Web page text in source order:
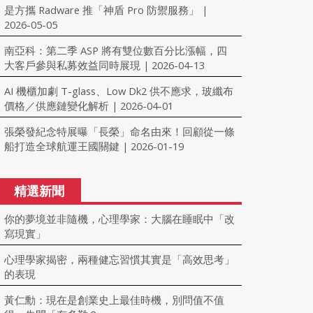
是方攜 Radware 推「神盾 Pro 防禦服務」
|
2026-05-05
南亞科：第二季 ASP 將有雙位數百分比漲幅，四
大客戶參與私募效益同時展現 | 2026-04-13
AI 機櫃加劇 T-glass、Low Dk2 供不應求，玻纖布
價格／供應鏈變化解析 | 2026-04-01
張榮發紀念特展曝「長榮」命名由來！回顧從一條
船打造全球航運王國關鍵 | 2026-01-19
精選新聞
你的夢境並非隨機，心理學家：大腦在睡眠中「改
寫現實」
心理學家揭密，兩種健忘習慣其實是「高效思考」
的表現
黃仁勳：現在是創業史上最佳時機，別問值不值